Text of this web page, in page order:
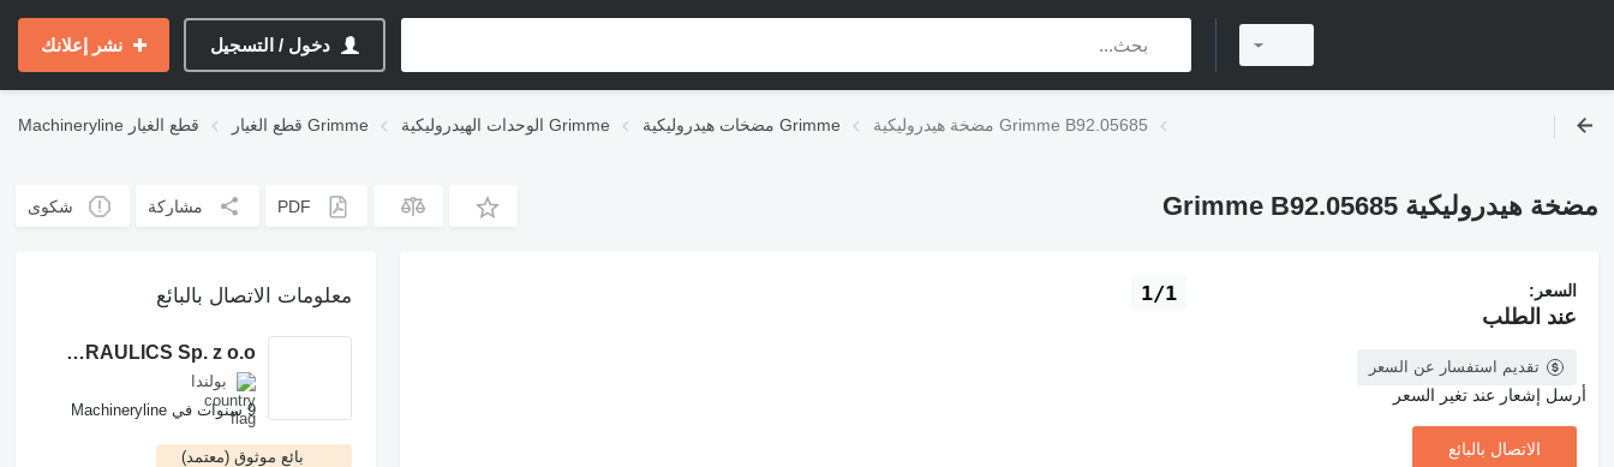
دخول / التسجيل نشر إعلانك
Machineryline قطع الغيار قطع الغيار Grimme الوحدات الهيدروليكية Grimme مضخات هيدروليكية Grimme مضخة هيدروليكية Grimme B92.05685
مضخة هيدروليكية Grimme B92.05685 PDF مشاركة شكوى
1/1 السعر:
عند الطلب
تقديم استفسار عن السعر
أرسل إشعار عند تغير السعر
الاتصال بالبائع
معلومات الاتصال بالبائع
ROCH POWER HYDRAULICS Sp. z o.o.
بولندا
9 سنوات في Machineryline
بائع موثوق (معتمد)